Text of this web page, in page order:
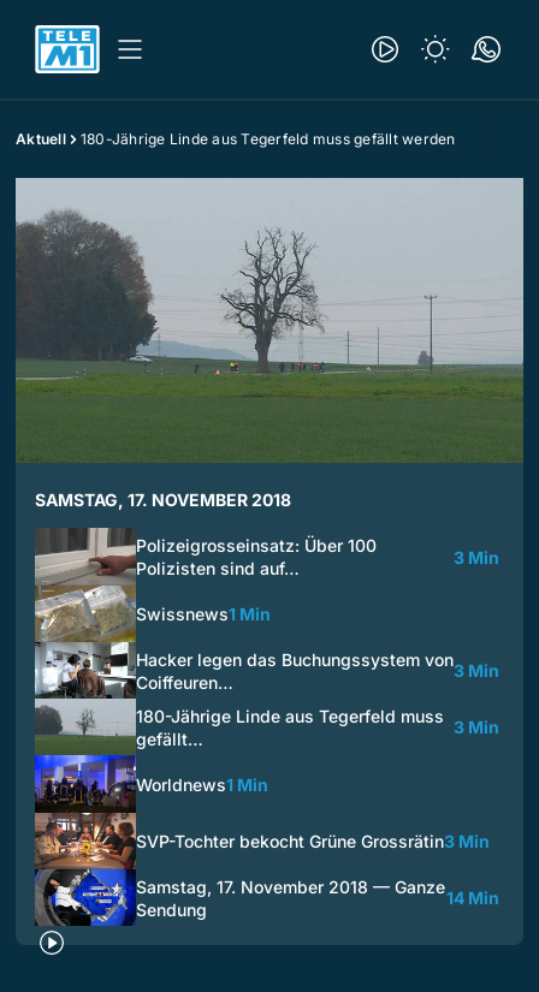
Aktuell 180-Jährige Linde aus Tegerfeld muss gefällt werden
SAMSTAG, 17. NOVEMBER 2018
Polizeigrosseinsatz: Über 100
Polizisten sind auf…
3 Min
Swissnews1 Min
Hacker legen das Buchungssystem von
Coiffeuren…
3 Min
180-Jährige Linde aus Tegerfeld muss
gefällt…
3 Min
Worldnews1 Min
SVP-Tochter bekocht Grüne Grossrätin3 Min
Samstag, 17. November 2018 — Ganze
Sendung
14 Min